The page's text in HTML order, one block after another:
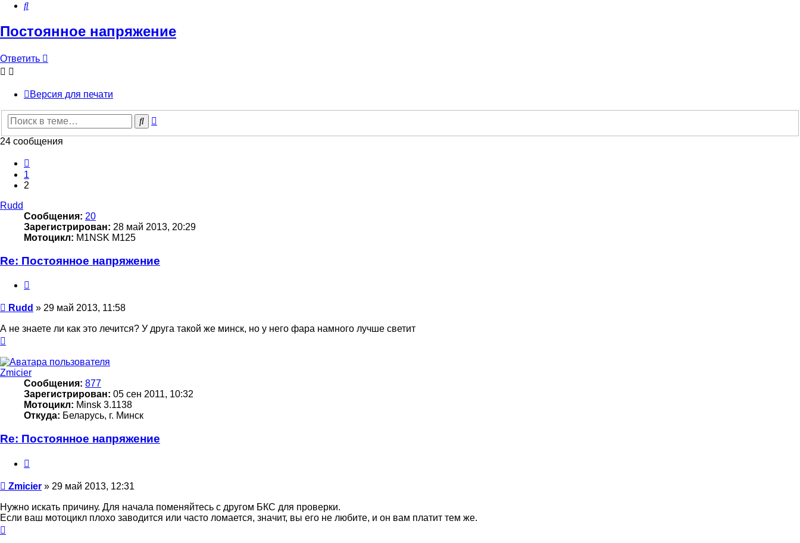
Поиск
Постоянное напряжение
Ответить
Версия для печати
Поиск
24 сообщения
1
2
Rudd
Сообщения: 20
Зарегистрирован: 28 май 2013, 20:29
Мотоцикл: M1NSK M125
Re: Постоянное напряжение
Сообщение
Rudd » 29 май 2013, 11:58
А не знаете ли как это лечится? У друга такой же минск, но у него фара намного лучше светит
началу
Zmicier
Сообщения: 877
Зарегистрирован: 05 сен 2011, 10:32
Мотоцикл: Minsk 3.1138
Откуда: Беларусь, г. Минск
Re: Постоянное напряжение
Сообщение
Zmicier » 29 май 2013, 12:31
Нужно искать причину. Для начала поменяйтесь с другом БКС для проверки.
Если ваш мотоцикл плохо заводится или часто ломается, значит, вы его не любите, и он вам платит тем же.